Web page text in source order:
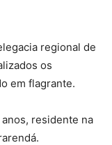
regional de
os
em flagrante.
residente na